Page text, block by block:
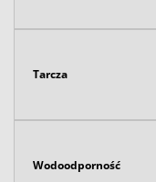
Tarcza
Wodoodporność